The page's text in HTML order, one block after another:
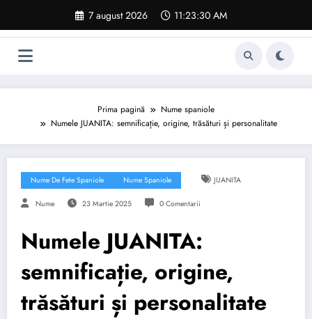
conținut
7 august 2026 11:23:31 AM
Prima pagină
Nume spaniole
Numele JUANITA: semnificație, origine, trăsături și personalitate
Nume De Fete Spaniole Nume Spaniole JUANITA
Nume 23 Martie 2025 0 Comentarii
Numele JUANITA:
semnificație, origine,
trăsături și personalitate